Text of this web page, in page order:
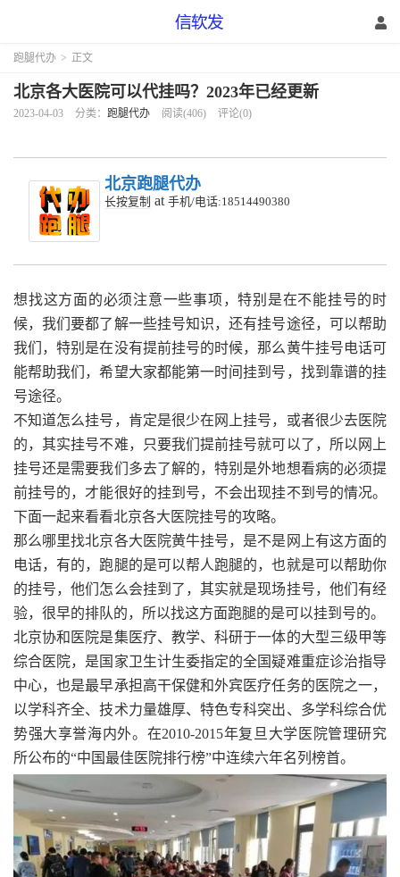
跑腿代办 > 正文
北京各大医院可以代挂吗？2023年已经更新
2023-04-03 分类： 跑腿代办 阅读(406) 评论(0)
北京跑腿代办
长按复制 at 手机/电话:18514490380
想找这方面的必须注意一些事项，特别是在不能挂号的时
候，我们要都了解一些挂号知识，还有挂号途径，可以帮助
我们，特别是在没有提前挂号的时候，那么黄牛挂号电话可
能帮助我们，希望大家都能第一时间挂到号，找到靠谱的挂
号途径。
不知道怎么挂号，肯定是很少在网上挂号，或者很少去医院
的，其实挂号不难，只要我们提前挂号就可以了，所以网上
挂号还是需要我们多去了解的，特别是外地想看病的必须提
前挂号的，才能很好的挂到号，不会出现挂不到号的情况。
下面一起来看看北京各大医院挂号的攻略。
那么哪里找北京各大医院黄牛挂号，是不是网上有这方面的
电话，有的，跑腿的是可以帮人跑腿的，也就是可以帮助你
的挂号，他们怎么会挂到了，其实就是现场挂号，他们有经
验，很早的排队的，所以找这方面跑腿的是可以挂到号的。
北京协和医院是集医疗、教学、科研于一体的大型三级甲等
综合医院，是国家卫生计生委指定的全国疑难重症诊治指导
中心，也是最早承担高干保健和外宾医疗任务的医院之一，
以学科齐全、技术力量雄厚、特色专科突出、多学科综合优
势强大享誉海内外。在2010-2015年复旦大学医院管理研究
所公布的“中国最佳医院排行榜”中连续六年名列榜首。